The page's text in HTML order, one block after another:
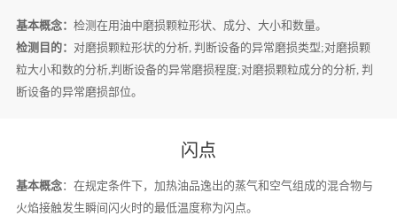
基本概念： 检测在用油中磨损颗粒形状、成分、大小和数量。
检测目的： 对磨损颗粒形状的分析, 判断设备的异常磨损类型;对磨损颗
粒大小和数的分析,判断设备的异常磨损程度;对磨损颗粒成分的分析, 判
断设备的异常磨损部位。
闪点
基本概念：在规定条件下，加热油品逸出的蒸气和空气组成的混合物与
火焰接触发生瞬间闪火时的最低温度称为闪点。